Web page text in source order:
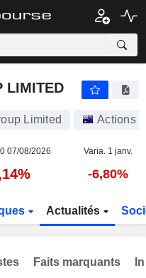
LIMITED
Limited Actions
07/08/2026 Varia. 1 janv.
-6,80%
Actualités
Faits marquants